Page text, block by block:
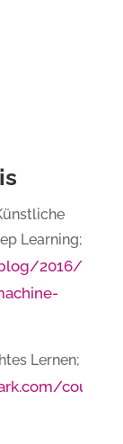
Learning;
2016/07/
Lernen;